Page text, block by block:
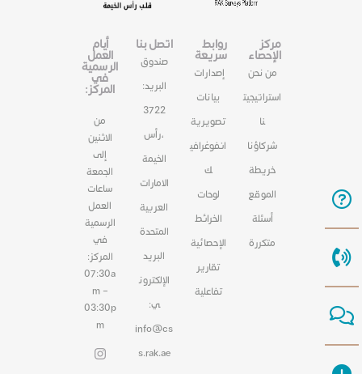
مركز
الإحصاء
من نحن
استراتيجيت
نا
شركاؤنا
خريطة
الموقع
أسئلة
متكررة
روابط
سريعة
إصدارات
بيانات
تصويرية
انفوغرافي
ك
لوحات
الخرائط
الإحصائية
تقارير
تفاعلية
اتصل بنا
صندوق
البريد:
3722
،رأس
الخيمة
الامارات
العربية
المتحدة
البريد
الإلكترون
ي:
info@cs
s.rak.ae
أيام
العمل
الرسمية
في
المركز:
من
الاثنين
إلى
الجمعة
ساعات
العمل
الرسمية
في
المركز:
07:30a
m –
03:30p
m